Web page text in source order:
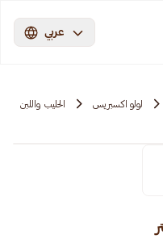
عربي
لولو اكسبريس الحليب واللبن